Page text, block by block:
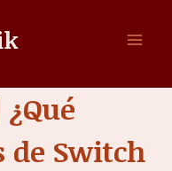
de Switch